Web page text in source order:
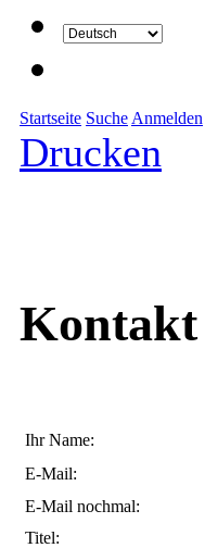
Startseite Suche Anmelden
Drucken
Kontakt
Ihr Name:
E-Mail:
E-Mail nochmal:
Titel: